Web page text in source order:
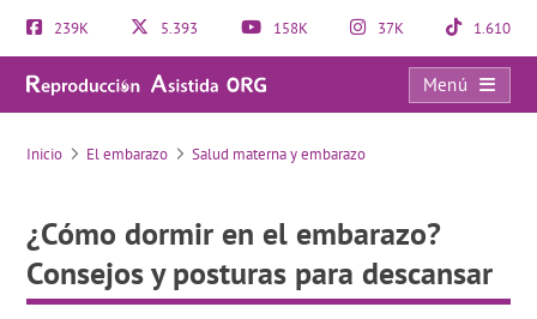
239K 5.393 158K 37K 1.610
Menú
¿Cómo dormir en el embarazo? Consejos y posturas para descansar
Inicio El embarazo Salud materna y embarazo
¿Cómo dormir en el embarazo?
Consejos y posturas para descansar